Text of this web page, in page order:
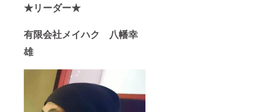
★リーダー★
有限会社メイハク 八幡幸
雄